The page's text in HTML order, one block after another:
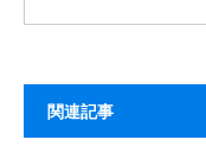
関連記事